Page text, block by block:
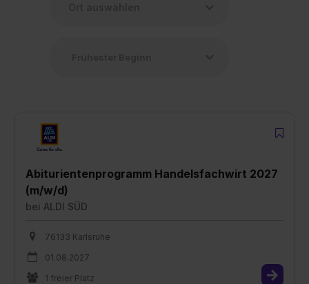
Abiturientenprogramm Handelsfachwirt 2027
(m/w/d)
bei ALDI SÜD
76133 Karlsruhe
01.08.2027
1 freier Platz